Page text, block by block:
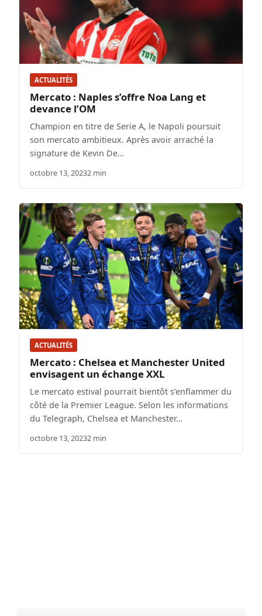
ACTUALITÉS
Mercato : Naples s’offre Noa Lang et
devance l’OM
Champion en titre de Serie A, le Napoli poursuit
son mercato ambitieux. Après avoir arraché la
signature de Kevin De…
octobre 13, 20232 min
ACTUALITÉS
Mercato : Chelsea et Manchester United
envisagent un échange XXL
Le mercato estival pourrait bientôt s’enflammer du
côté de la Premier League. Selon les informations
du Telegraph, Chelsea et Manchester…
octobre 13, 20232 min